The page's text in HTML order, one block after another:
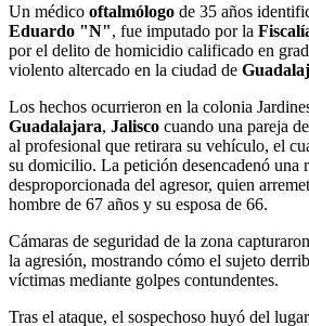
Un médico oftalmólogo de 35 años
Eduardo "N", fue imputado por la
por el delito de homicidio calificado en
violento altercado en la ciudad de
Los hechos ocurrieron en la colonia
Guadalajara, Jalisco cuando una pareja
al profesional que retirara su vehículo, el
su domicilio. La petición desencadenó una
desproporcionada del agresor, quien
hombre de 67 años y su esposa de 66.
Cámaras de seguridad de la zona
la agresión, mostrando cómo el sujeto
víctimas mediante golpes contundentes.
Tras el ataque, el sospechoso huyó del